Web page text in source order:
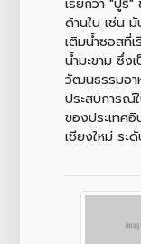
ด้านใน เช่น
เติมน้ำซอสที่
น้ำมะขาม ซึ่ง
วัฒนธรรมอา
ประสบการณ์
ของประเทศ
เชียงใหม่ ระ